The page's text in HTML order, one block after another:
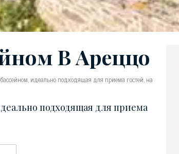
В Ареццо
идеально подходящая для приема гостей, на
подходящая для приема